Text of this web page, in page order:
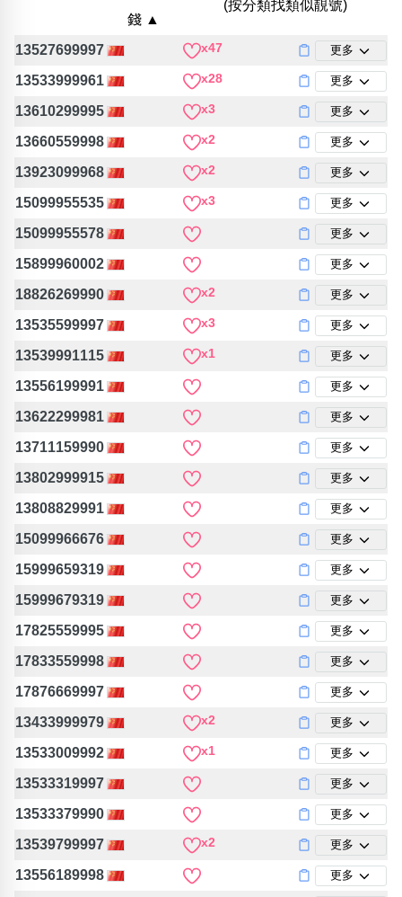
生日分類
清除全部分類
搜尋
錢 ▲
(按分類找類似靚號)
13527699997 x47 更多
13533999961 x28 更多
13610299995 x3 更多
13660559998 x2 更多
13923099968 x2 更多
15099955535 x3 更多
15099955578 更多
15899960002 更多
18826269990 x2 更多
13535599997 x3 更多
13539991115 x1 更多
13556199991 更多
13622299981 更多
13711159990 更多
13802999915 更多
13808829991 更多
15099966676 更多
15999659319 更多
15999679319 更多
17825559995 更多
17833559998 更多
17876669997 更多
13433999979 x2 更多
13533009992 x1 更多
13533319997 更多
13533379990 更多
13539799997 x2 更多
13556189998 更多